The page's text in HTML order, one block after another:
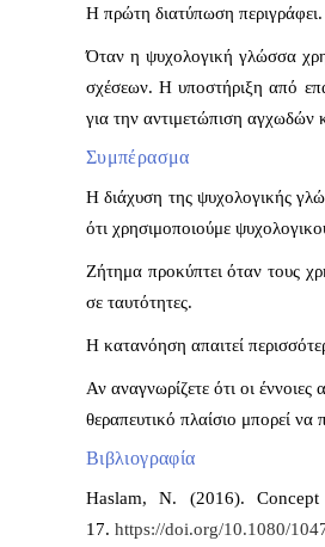
Η πρώτη διατύπωση περιγράφει.
Όταν η ψυχολογική γλώσσα
σχέσεων. Η υποστήριξη από
για την αντιμετώπιση αγχωδών
Συμπέρασμα
Η διάχυση της ψυχολογικής
ότι χρησιμοποιούμε
Ζήτημα προκύπτει όταντους
σε ταυτότητες.
Η κατανόηση απαιτεί
Αν αναγνωρίζετε ότι οι
θεραπευτικό πλαίσιο μπορεί να
Βιβλιογραφία
Haslam, N. (2016).
17. https://doi.org/10.1080/